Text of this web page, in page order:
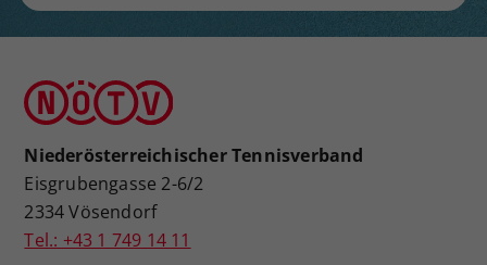
Niederösterreichischer Tennisverband
Eisgrubengasse 2-6/2
2334 Vösendorf
Tel.: +43 1 749 14 11